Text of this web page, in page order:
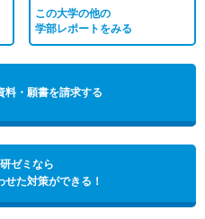
この大学の他の
学部レポートをみる
料・願書を請求する
ゼミなら
せた対策ができる！